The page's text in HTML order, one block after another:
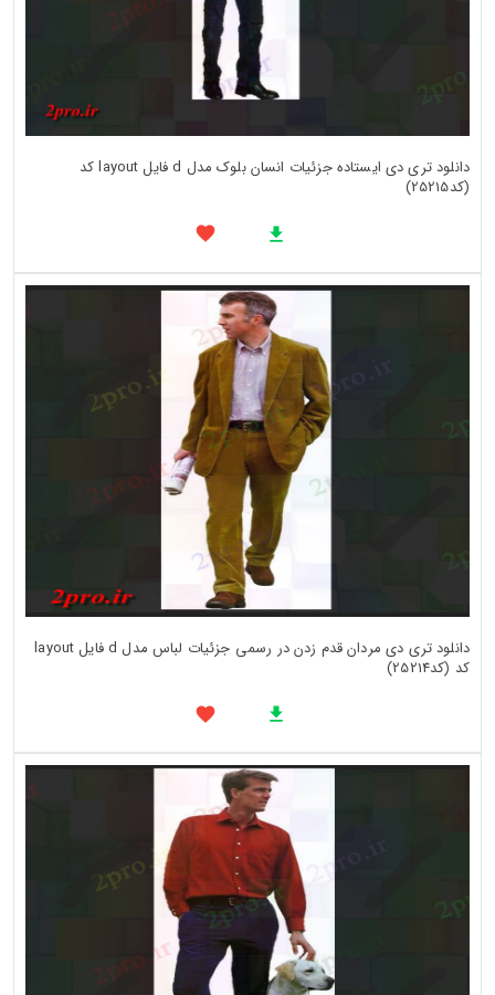
دانلود تری دی ایستاده جزئیات انسان بلوک مدل d فایل layout کد
(کد25215)
دانلود تری دی مردان قدم زدن در رسمی جزئیات لباس مدل d فایل layout
کد (کد25214)